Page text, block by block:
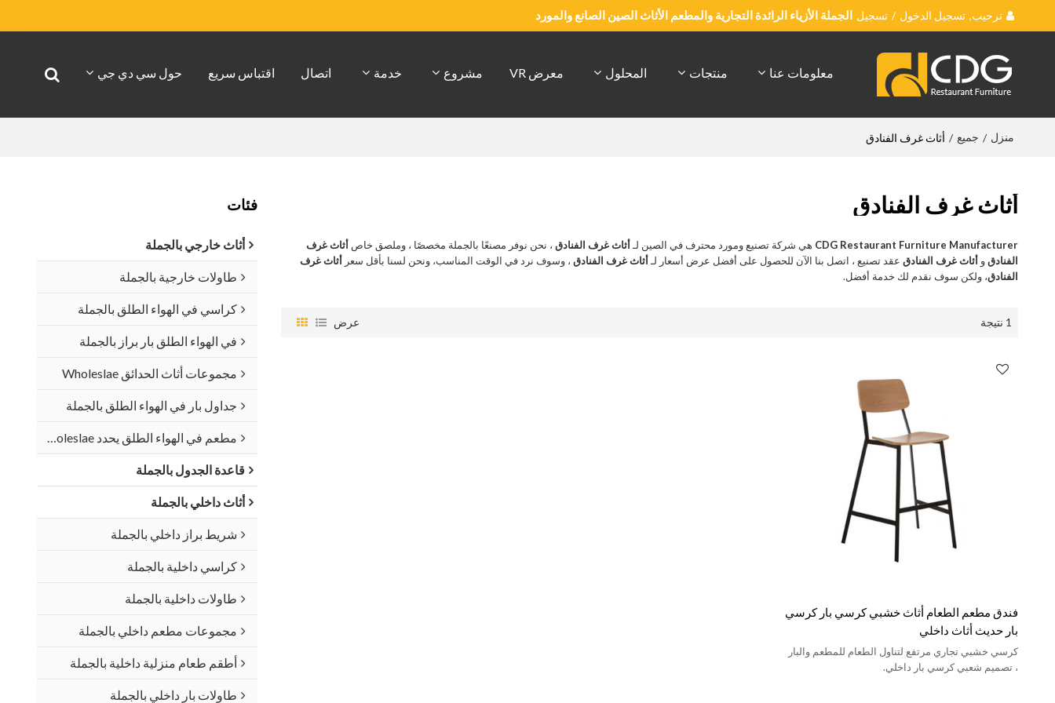
ترحيب, تسجيل الدخول / تسجيل الجملة الأزياء الرائدة التجارية والمطعم الأثاث الصين الصانع والمورد
معلومات عنا منتجات المحلول معرض VR مشروع خدمة اتصال اقتباس سريع حول سي دي جي
منزل / جميع / أثاث غرف الفنادق
فئات
أثاث خارجي بالجملة
طاولات خارجية بالجملة
كراسي في الهواء الطلق بالجملة
في الهواء الطلق بار براز بالجملة
مجموعات أثاث الحدائق Wholeslae
جداول بار في الهواء الطلق بالجملة
مطعم في الهواء الطلق يحدد Wholeslae
قاعدة الجدول بالجملة
أثاث داخلي بالجملة
شريط براز داخلي بالجملة
كراسي داخلية بالجملة
طاولات داخلية بالجملة
مجموعات مطعم داخلي بالجملة
أطقم طعام منزلية داخلية بالجملة
طاولات بار داخلي بالجملة
أثاث غرف الفنادق
CDG Restaurant Furniture Manufacturer هي شركة تصنيع ومورد محترف في الصين لـأثاث غرف الفنادق، نحن نوفر مصنعًا بالجملة مخصصًا ، وملصق خاص أثاث غرف
الفنادقو أثاث غرف الفنادقعقد تصنيع ، اتصل بنا الآن للحصول على أفضل عرض أسعار لـأثاث غرف الفنادق، وسوف نرد في الوقت المناسب، ونحن لسنا بأقل سعر أثاث غرف
الفنادق، ولكن سوف نقدم لك خدمة أفضل.
1 نتيجة عرض
فندق مطعم الطعام أثاث خشبي كرسي بار كرسي
بار حديث أثاث داخلي
كرسي خشبي تجاري مرتفع لتناول الطعام للمطعم والبار
، تصميم شعبي كرسي بار داخلي.